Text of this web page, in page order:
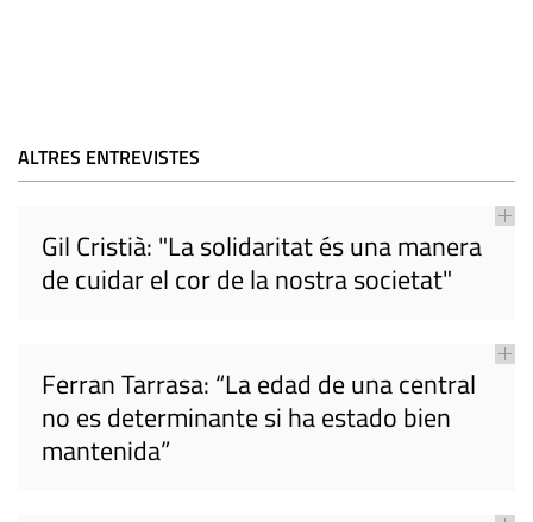
ALTRES ENTREVISTES
Gil Cristià: "La solidaritat és una manera
de cuidar el cor de la nostra societat"
Ferran Tarrasa: “La edad de una central
no es determinante si ha estado bien
mantenida”